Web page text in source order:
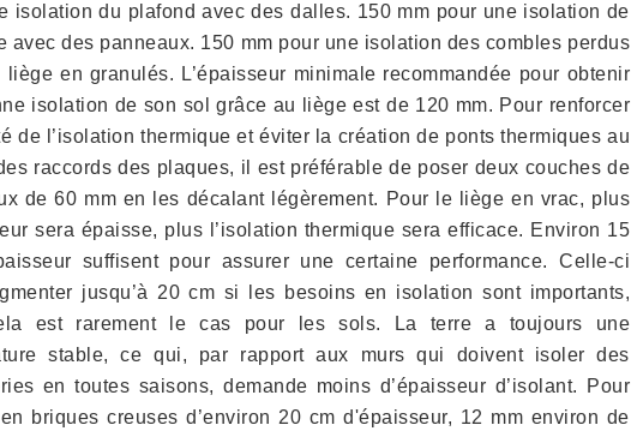
isolation du plafond avec des dalles. 150 mm pour une isolation de
avec des panneaux. 150 mm pour une isolation des combles perdus
liège en granulés. L’épaisseur minimale recommandée pour obtenir
isolation de son sol grâce au liège est de 120 mm. Pour renforcer
de l’isolation thermique et éviter la création de ponts thermiques au
raccords des plaques, il est préférable de poser deux couches de
de 60 mm en les décalant légèrement. Pour le liège en vrac, plus
sera épaisse, plus l’isolation thermique sera efficace. Environ 15
suffisent pour assurer une certaine performance. Celle-ci
jusqu’à 20 cm si les besoins en isolation sont importants,
est rarement le cas pour les sols. La terre a toujours une
stable, ce qui, par rapport aux murs qui doivent isoler des
en toutes saisons, demande moins d’épaisseur d’isolant. Pour
briques creuses d’environ 20 cm d'épaisseur, 12 mm environ de